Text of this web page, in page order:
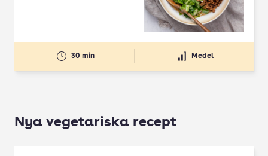
30 min Medel
Nya vegetariska recept